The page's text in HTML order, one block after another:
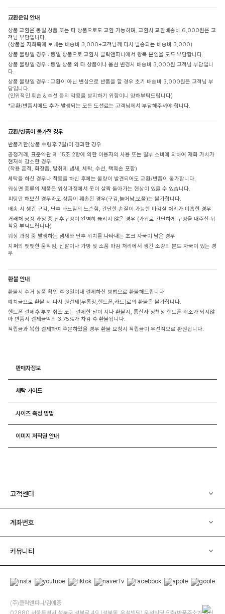
교환운임 안내
상품 교환은 동일 상품 또는 타 상품으로도 교환 가능하며, 교환시 교환배송비 6,000원은 고
객님 부담입니다.
(상품을 저희쪽에 보내는 배송비 3,000+고객님께 다시 발송되는 배송비 3,000)
상품 불량일 경우 : 동일 상품으로 교환시 클릭앤퍼니에서 왕복 운임을 모두 부담합니다.
상품 불량일 경우 : 동일 상품 외 타 상품이나 옵션 변경시 배송비 3,000원 고객님 부담입니
다.
상품 불량일 경우 : 교환이 아닌 변심으로 반품을 할 경우 초기 배송비 3,000원은 고객님 부
담입니다.
(인위적인 훼손 & 수선 등의 악용을 방지하기 위함이니 양해부탁드립니다)
*교환/반품시에도 추가 발생되는 모든 도선료는 고객님께서 부담해주셔야 합니다.
교환/반품이 불가한 경우
반품기한(상품 수령후 7일)이 경과한 경우
공정거래, 표준약관 제 15조 2항에 의한 이용자의 사용 또는 일부 소비에 의하여 재화 가치가
현저히 감소한 경우
(착용 흔적, 화장품, 탈취제 냄새, 세탁, 수선, 택훼손 포함)
세탁을 하신 경우나 착용을 하신 후에는 불량이 발견되어도 교환/반품이 불가합니다.
워싱면 종류의 제품은 워싱과정에서 옷이 살짝 돌아가는 현상이 있을 수 있습니다.
피팅만 해보신 경우라도 상품이 훼손된 경우(구김,늘어남,보풀)는 불가합니다.
배송 시 생긴 구김, 단추 바느질의 느슨함, 간단한 손질이 가능한 마감실 처리가 미흡한 경우
거래처 공정 과정 중 단추구멍이 완벽히 뚫리지 않은 경우 (가위로 간단하게 구멍을 내주신 뒤
착용 부탁드립니다)
워싱 과정 중 발생하는 냄새와 단추 위치를 나타내는 초크 자국이 남은 경우
지퍼의 뻣뻣한 움직임, 신발이나 가방 및 소품 마감 처리에서 생긴 소량의 본드 자국이 있는 경
우
환불 안내
환불시 수거 상품 확인 후 3일이내 결제하신 방법으로 환불해드립니다
예치금으로 환불 시 다시 원결제(무통장,핸드폰,카드)로의 환불은 불가합니다.
핸드폰 결제후 부분 취소 또는 결제한 달이 지나 환불시, 통신사 정책상 핸드폰 취소가 되지않
아 반품시 결제금액의 3.75%가 차감 후 환불됩니다.
적립금과 복합 결제하여 주문하였을 경우 환불 요청시 적립금이 우선적으로 환원됩니다.
판매자정보
세탁 가이드
사이즈 측정 방법
이미지 저작권 안내
고객센터
계좌번호
커뮤니티
(주)클릭앤퍼니/김예중